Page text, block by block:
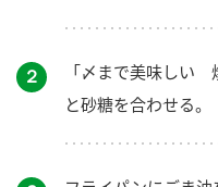
２
「〆まで美味しい
と砂糖を合わせる。